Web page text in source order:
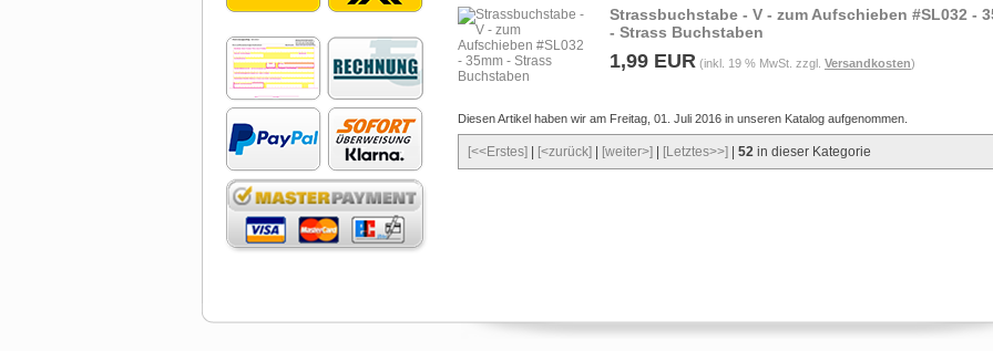
Strassbuchstabe - V - zum Aufschieben #SL032 -
- Strass Buchstaben
1,99 EUR (inkl. 19 % MwSt. zzgl. Versandkosten)
Diesen Artikel haben wir am Freitag, 01. Juli 2016 in unseren Katalog aufgenommen.
[<<Erstes] [<zurück] [weiter>] [Letztes>>] 52 in dieser Kategorie